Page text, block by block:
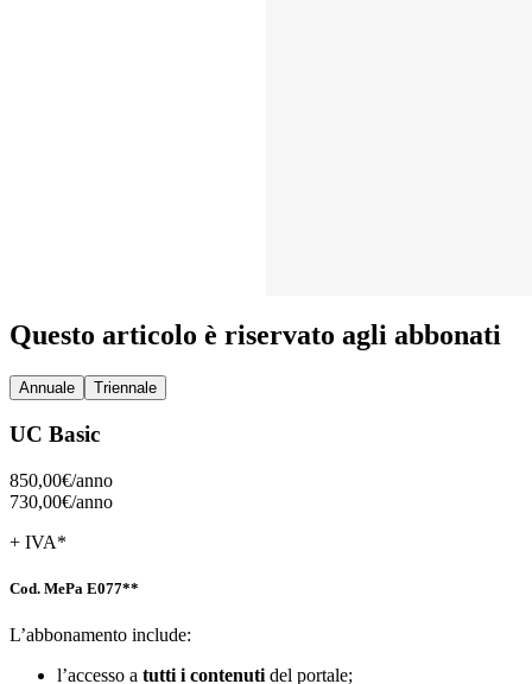
Questo articolo è riservato agli abbonati
Annuale Triennale
UC Basic
850,00€/anno
730,00€/anno
+ IVA*
Cod. MePa E077**
L’abbonamento include:
l’accesso a tutti i contenutidel portale;